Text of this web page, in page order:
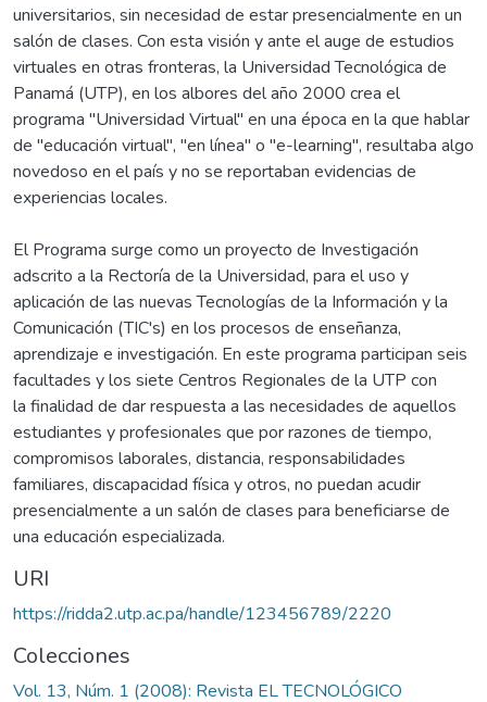
universitarios, sin necesidad de estar presencialmente en un
salón de clases. Con esta visión y ante el auge de estudios
virtuales en otras fronteras, la Universidad Tecnológica de
Panamá (UTP), en los albores del año 2000 crea el
programa "Universidad Virtual" en una época en la que hablar
de "educación virtual", "en línea" o "e-learning", resultaba algo
novedoso en el país y no se reportaban evidencias de
experiencias locales.
El Programa surge como un proyecto de Investigación
adscrito a la Rectoría de la Universidad, para el uso y
aplicación de las nuevas Tecnologías de la Información y la
Comunicación (TIC's) en los procesos de enseñanza,
aprendizaje e investigación. En este programa participan seis
facultades y los siete Centros Regionales de la UTP con
la finalidad de dar respuesta a las necesi­dades de aquellos
estudiantes y profesio­nales que por razones de tiempo,
compro­misos laborales, distancia, responsabilida­des
familiares, discapacidad física y otros, no puedan acudir
presencialmente a un salón de clases para beneficiarse de
una educación especializada.
URI
https://ridda2.utp.ac.pa/handle/123456789/2220
Colecciones
Vol. 13, Núm. 1 (2008): Revista EL TECNOLÓGICO